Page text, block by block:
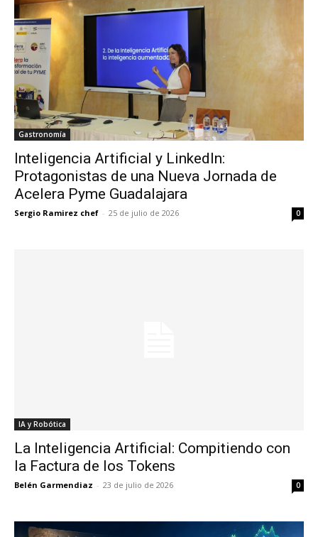
Gastronomía
Inteligencia Artificial y LinkedIn:
Protagonistas de una Nueva Jornada de
Acelera Pyme Guadalajara
Sergio Ramirez chef - 25 de julio de 2026 0
IA y Robótica
La Inteligencia Artificial: Compitiendo con
la Factura de los Tokens
Belén Garmendiaz - 23 de julio de 2026 0